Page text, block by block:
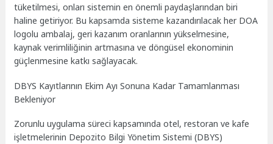
tüketilmesi, onları sistemin en önemli paydaşlarından biri
haline getiriyor. Bu kapsamda sisteme kazandırılacak her DOA
logolu ambalaj, geri kazanım oranlarının yükselmesine,
kaynak verimliliğinin artmasına ve döngüsel ekonominin
güçlenmesine katkı sağlayacak.
DBYS Kayıtlarının Ekim Ayı Sonuna Kadar Tamamlanması
Bekleniyor
Zorunlu uygulama süreci kapsamında otel, restoran ve kafe
işletmelerinin Depozito Bilgi Yönetim Sistemi (DBYS)